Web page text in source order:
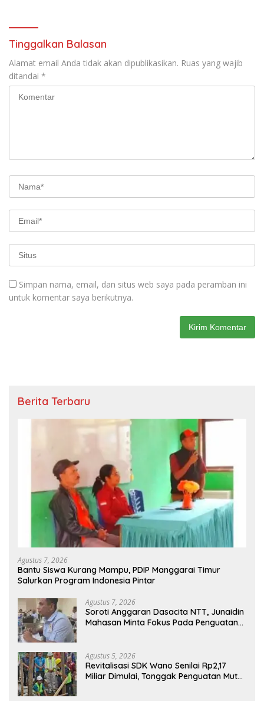
Tinggalkan Balasan
Alamat email Anda tidak akan dipublikasikan. Ruas yang wajib
ditandai *
Simpan nama, email, dan situs web saya pada peramban ini
untuk komentar saya berikutnya.
Berita Terbaru
Agustus 7, 2026
Bantu Siswa Kurang Mampu, PDIP Manggarai Timur
Salurkan Program Indonesia Pintar
Agustus 7, 2026
Soroti Anggaran Dasacita NTT, Junaidin
Mahasan Minta Fokus Pada Penguatan
Agustus 5, 2026
Revitalisasi SDK Wano Senilai Rp2,17
Miliar Dimulai, Tonggak Penguatan Mutu